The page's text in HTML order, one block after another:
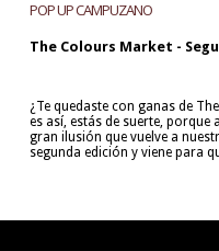
POP UP CAMPUZANO
The Colours Market -
¿Te quedaste con ganas de
es así, estás de suerte, porque
gran ilusión que vuelve a
segunda edición y viene para